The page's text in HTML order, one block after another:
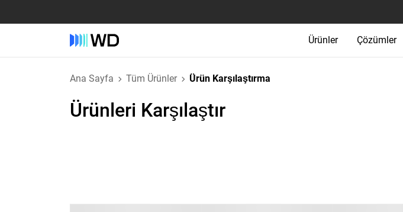
Ürünler Çözümler
Ana Sayfa Tüm Ürünler Ürün Karşılaştırma
Ürünleri Karşılaştır